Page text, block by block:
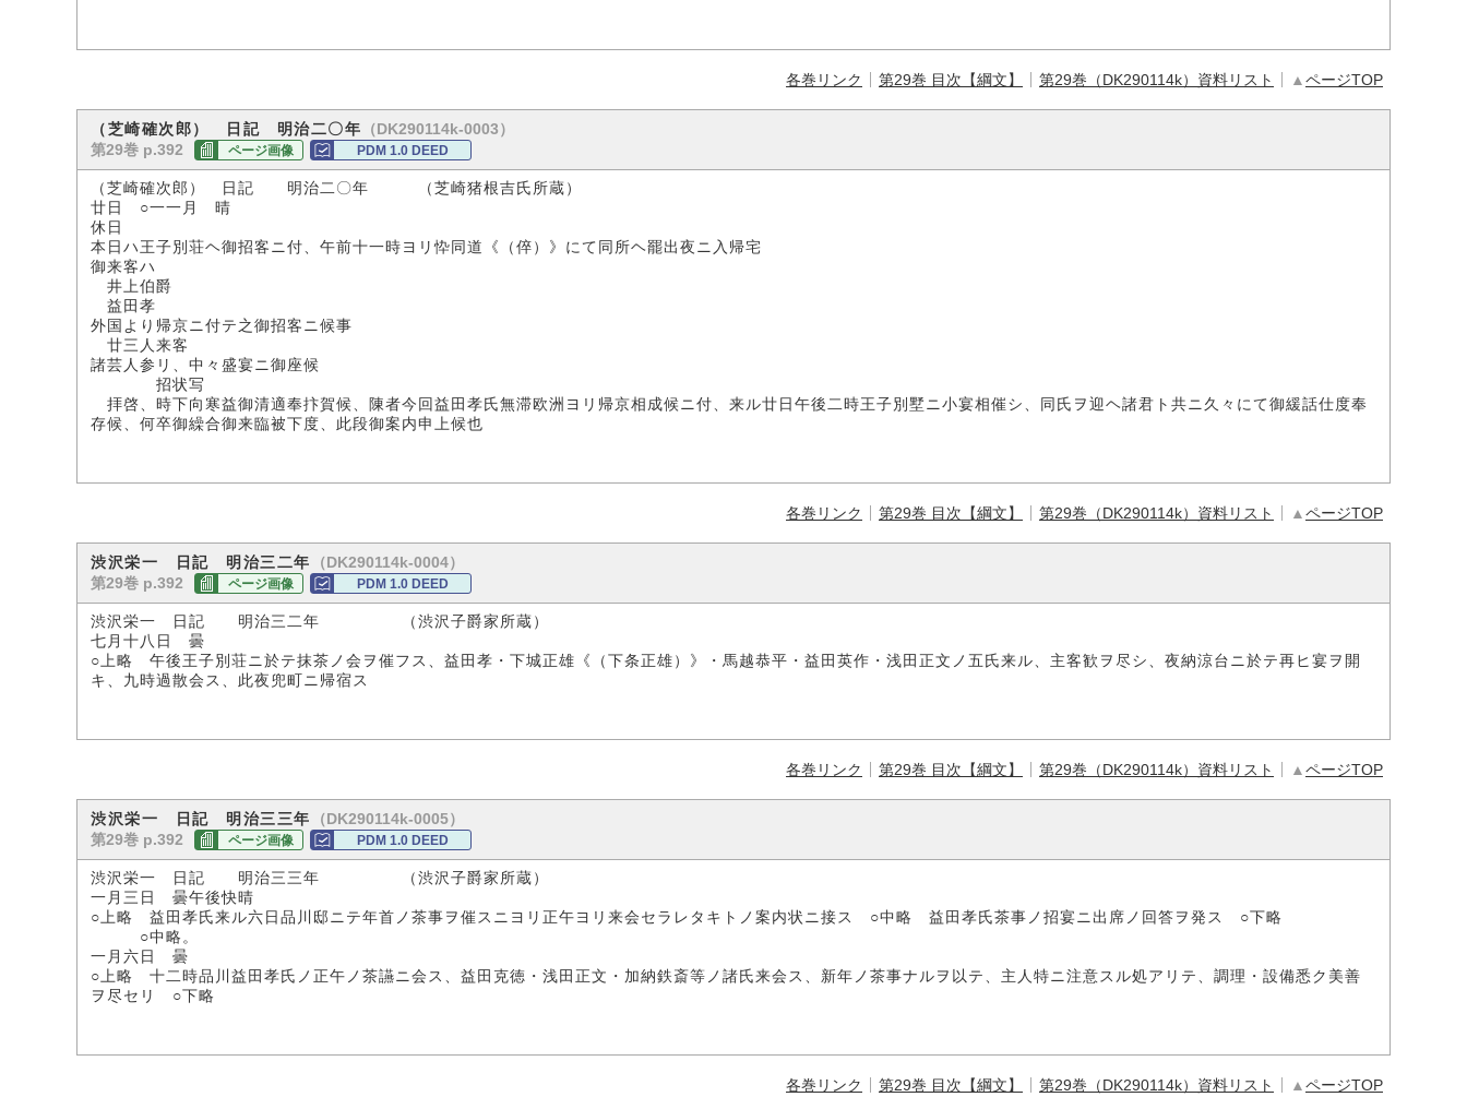
各巻リンク 第29巻 目次【綱文】 第29巻（DK290114k）資料リスト ▲ページTOP
（芝崎確次郎） 日記 明治二〇年 （DK290114k-0003）
第29巻 p.392
ページ画像 PDM 1.0 DEED
（芝崎確次郎） 日記 明治二〇年 （芝崎猪根吉氏所蔵）
廿日 ○一一月 晴
休日
本日ハ王子別荘ヘ御招客ニ付、午前十一時ヨリ忰同道《（倅）》にて同所ヘ罷出夜ニ入帰宅
御来客ハ
井上伯爵
益田孝
外国より帰京ニ付テ之御招客ニ候事
廿三人来客
諸芸人参リ、中々盛宴ニ御座候
招状写
拝啓、時下向寒益御清適奉抃賀候、陳者今回益田孝氏無滞欧洲ヨリ帰京相成候ニ付、来ル廿日午後二時王子別墅ニ小宴相催シ、同氏ヲ迎ヘ諸君ト共ニ久々にて御緩話仕度奉
存候、何卒御繰合御来臨被下度、此段御案内申上候也
各巻リンク 第29巻 目次【綱文】 第29巻（DK290114k）資料リスト ▲ページTOP
渋沢栄一 日記 明治三二年
（DK290114k-0004）
第29巻 p.392
ページ画像 PDM 1.0 DEED
渋沢栄一 日記 明治三二年 （渋沢子爵家所蔵）
七月十八日 曇
○上略 午後王子別荘ニ於テ抹茶ノ会ヲ催フス、益田孝・下城正雄《（下条正雄）》・馬越恭平・益田英作・浅田正文ノ五氏来ル、主客歓ヲ尽シ、夜納涼台ニ於テ再ヒ宴ヲ開
キ、九時過散会ス、此夜兜町ニ帰宿ス
各巻リンク 第29巻 目次【綱文】 第29巻（DK290114k）資料リスト ▲ページTOP
渋沢栄一 日記 明治三三年
（DK290114k-0005）
第29巻 p.392
ページ画像 PDM 1.0 DEED
渋沢栄一 日記 明治三三年 （渋沢子爵家所蔵）
一月三日 曇午後快晴
○上略 益田孝氏来ル六日品川邸ニテ年首ノ茶事ヲ催スニヨリ正午ヨリ来会セラレタキトノ案内状ニ接ス ○中略 益田孝氏茶事ノ招宴ニ出席ノ回答ヲ発ス ○下略
○中略。
一月六日 曇
○上略 十二時品川益田孝氏ノ正午ノ茶讌ニ会ス、益田克徳・浅田正文・加納鉄斎等ノ諸氏来会ス、新年ノ茶事ナルヲ以テ、主人特ニ注意スル処アリテ、調理・設備悉ク美善
ヲ尽セリ ○下略
各巻リンク 第29巻 目次【綱文】 第29巻（DK290114k）資料リスト ▲ページTOP